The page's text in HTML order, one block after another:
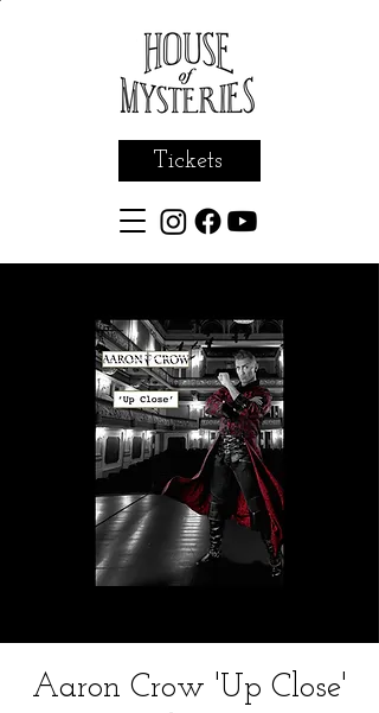
Tickets
Aaron Crow 'Up Close'